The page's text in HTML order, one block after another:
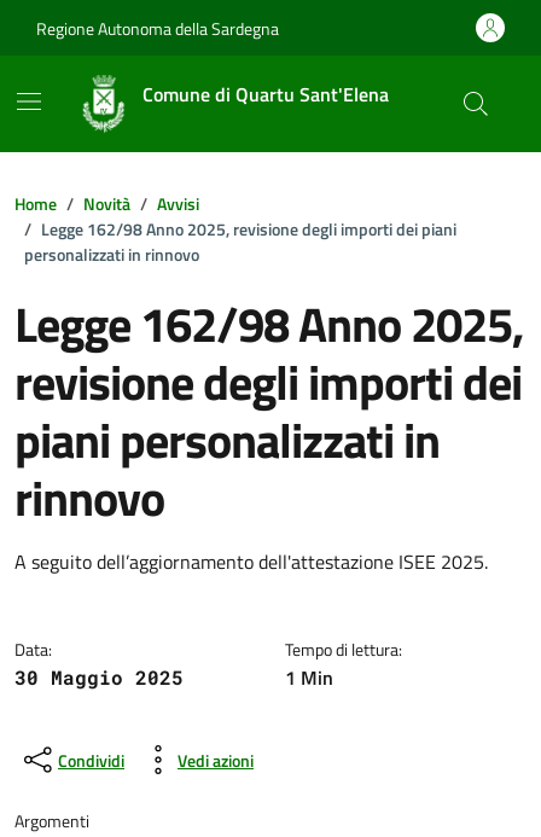
Regione Autonoma della Sardegna
Comune di Quartu Sant'Elena
Home Novità
Avvisi
Legge 162/98 Anno 2025, revisione degli importi dei piani
personalizzati in rinnovo
Legge 162/98 Anno 2025,
revisione degli importi dei
piani personalizzati in
rinnovo
Dettagli della notizia
A seguito dell’aggiornamento dell'attestazione ISEE 2025.
Data:
30 Maggio 2025
Tempo di lettura:
1 Min
Condividi Vedi azioni
Argomenti